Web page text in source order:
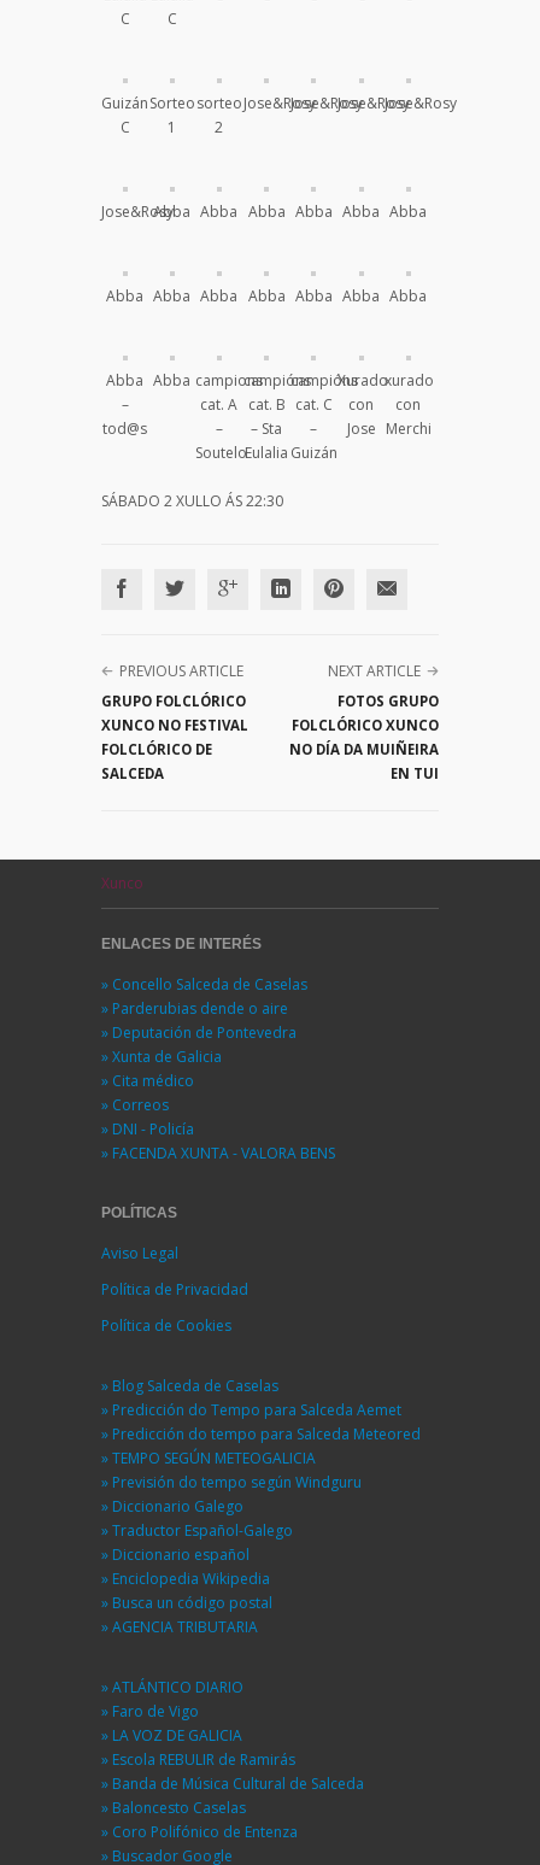
C
C
Guizán
C
Sorteo
1
sorteo
2
Jose&RosyJose&RosyJose&RosyJose&Rosy
Jose&RosyAbba Abba Abba Abba Abba Abba
Abba Abba Abba Abba Abba Abba Abba
Abba
–
tod@s
Abba campions
cat. A
–
Soutelo
campións
cat. B
– Sta
Eulalia
campións
cat. C
–
Guizán
Xurado
con
Jose
xurado
con
Merchi
SÁBADO 2 XULLO ÁS 22:30
PREVIOUS ARTICLE
GRUPO FOLCLÓRICO
XUNCO NO FESTIVAL
FOLCLÓRICO DE
SALCEDA
NEXT ARTICLE
FOTOS GRUPO
FOLCLÓRICO XUNCO
NO DÍA DA MUIÑEIRA
EN TUI
Xunco
ENLACES DE INTERÉS
» Concello Salceda de Caselas
» Parderubias dende o aire
» Deputación de Pontevedra
» Xunta de Galicia
» Cita médico
» Correos
» DNI - Policía
» FACENDA XUNTA - VALORA BENS
POLÍTICAS
Aviso Legal
Política de Privacidad
Política de Cookies
» Blog Salceda de Caselas
» Predicción do Tempo para Salceda Aemet
» Predicción do tempo para Salceda Meteored
» TEMPO SEGÚN METEOGALICIA
» Previsión do tempo según Windguru
» Diccionario Galego
» Traductor Español-Galego
» Diccionario español
» Enciclopedia Wikipedia
» Busca un código postal
» AGENCIA TRIBUTARIA
» ATLÁNTICO DIARIO
» Faro de Vigo
» LA VOZ DE GALICIA
» Escola REBULIR de Ramirás
» Banda de Música Cultural de Salceda
» Baloncesto Caselas
» Coro Polifónico de Entenza
» Buscador Google